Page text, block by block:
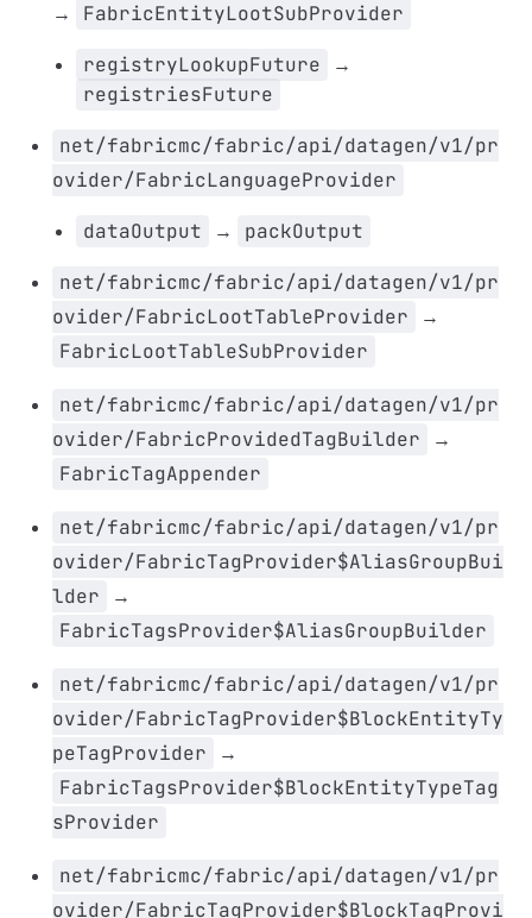
→ FabricEntityLootSubProvider
registryLookupFuture →
registriesFuture
net/fabricmc/fabric/api/datagen/v1/pr
ovider/FabricLanguageProvider
dataOutput → packOutput
net/fabricmc/fabric/api/datagen/v1/pr
ovider/FabricLootTableProvider
→
FabricLootTableSubProvider
net/fabricmc/fabric/api/datagen/v1/pr
ovider/FabricProvidedTagBuilder
→
FabricTagAppender
net/fabricmc/fabric/api/datagen/v1/pr
ovider/FabricTagProvider$AliasGroupBui
lder
→
FabricTagsProvider$AliasGroupBuilder
net/fabricmc/fabric/api/datagen/v1/pr
ovider/FabricTagProvider$BlockEntityTy
peTagProvider
→
FabricTagsProvider$BlockEntityTypeTag
sProvider
net/fabricmc/fabric/api/datagen/v1/pr
ovider/FabricTagProvider$BlockTagProvi